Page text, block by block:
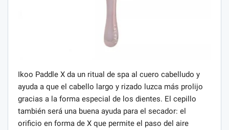
Ikoo Paddle X da un ritual de spa al cuero cabelludo y
ayuda a que el cabello largo y rizado luzca más prolijo
gracias a la forma especial de los dientes. El cepillo
también será una buena ayuda para el secador: el
orificio en forma de X que permite el paso del aire